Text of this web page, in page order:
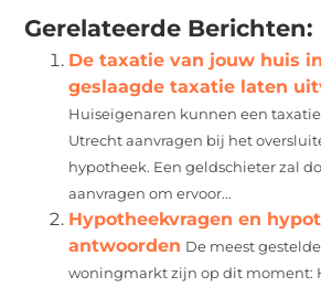
Gerelateerde Berichten:
De taxatie van jouw huis
geslaagde taxatie laten
Huiseigenaren kunnen een
Utrecht aanvragen bij het
hypotheek. Een geldschieter zal
aanvragen om ervoor...
Hypotheekvragen en
antwoorden De meest
woningmarkt zijn op dit moment: